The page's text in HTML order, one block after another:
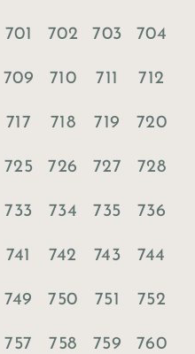
701 702 703 704
709 710 711 712
717 718 719 720
725 726 727 728
733 734 735 736
741 742 743 744
749 750 751 752
757 758 759 760